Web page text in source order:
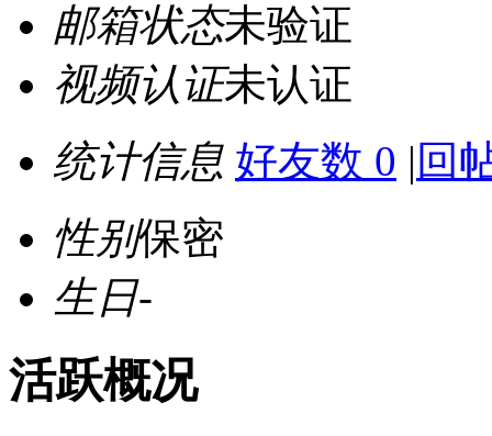
邮箱状态未验证
视频认证未认证
统计信息 好友数 0 | 回
性别保密
生日-
活跃概况